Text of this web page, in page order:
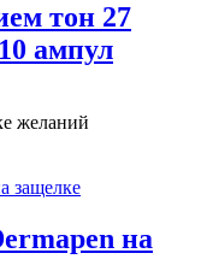
тон 27
ампул
желаний
на